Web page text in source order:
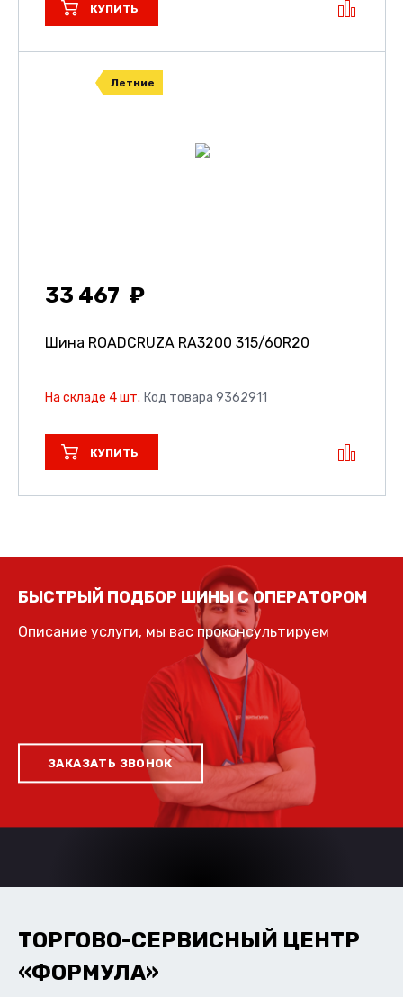
КУПИТЬ
Летние
33 467
Шина ROADCRUZA RA3200 315/60R20
На складе 4 шт. Код товара 9362911
КУПИТЬ
БЫСТРЫЙ ПОДБОР ШИНЫ С ОПЕРАТОРОМ
Описание услуги, мы вас проконсультируем
ЗАКАЗАТЬ ЗВОНОК
ТОРГОВО-СЕРВИСНЫЙ ЦЕНТР
«ФОРМУЛА»